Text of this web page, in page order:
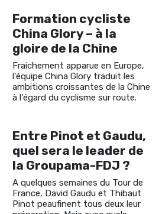
Formation cycliste
China Glory – à la
gloire de la Chine
Fraichement apparue en Europe,
l'équipe China Glory traduit les
ambitions croissantes de la Chine
à l'égard du cyclisme sur route.
Entre Pinot et Gaudu,
quel sera le leader de
la Groupama-FDJ ?
A quelques semaines du Tour de
France, David Gaudu et Thibaut
Pinot peaufinent tous deux leur